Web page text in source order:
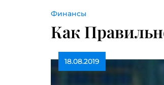
Финансы
Как
18.08.2019